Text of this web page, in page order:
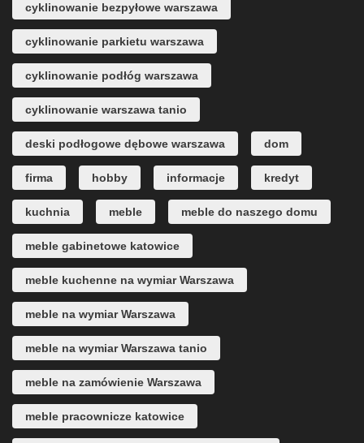
cyklinowanie bezpyłowe warszawa
cyklinowanie parkietu warszawa
cyklinowanie podłóg warszawa
cyklinowanie warszawa tanio
deski podłogowe dębowe warszawa dom
firma hobby informacje kredyt
kuchnia meble meble do naszego domu
meble gabinetowe katowice
meble kuchenne na wymiar Warszawa
meble na wymiar Warszawa
meble na wymiar Warszawa tanio
meble na zamówienie Warszawa
meble pracownicze katowice